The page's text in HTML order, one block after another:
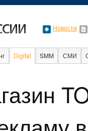
Новости
Digital SMM СМИ